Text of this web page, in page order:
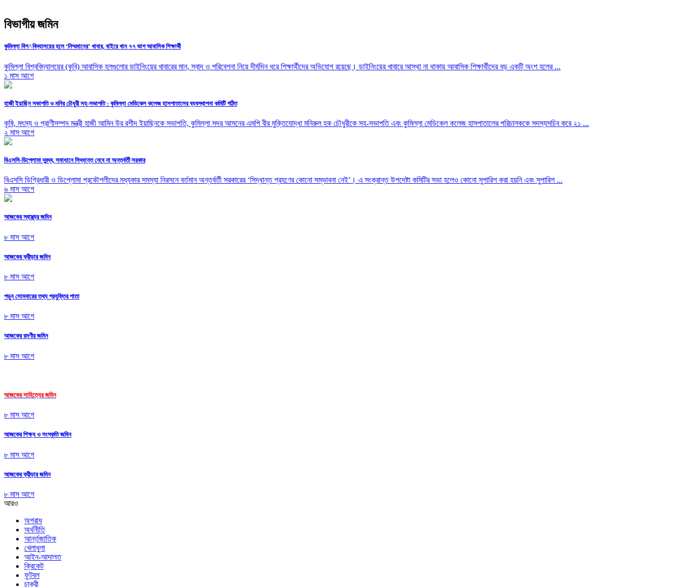
বিভাগীয় জমিন
কুমিল্লা বিশ^বিদ্যালয়ের হলে ‘নিম্মমানের’ খাবার, বাইরে খান ৭৭ ভাগ আবাসিক শিক্ষার্থী
কুমিল্লা বিশ্ববিদ্যালয়ের (কুবি) আবাসিক হলগুলোর ডাইনিংয়ের খাবারের মান, স্বাদ ও পরিবেশনা নিয়ে দীর্ঘদিন ধরে শিক্ষার্থীদের অভিযোগ রয়েছে। ডাইনিংয়ের খাবারে আস্থা না থাকায় আবাসিক শিক্ষার্থীদের বড় একটি অংশ হলের ...
১ মাস আগে
হাজী ইয়াছিন সভাপতি ও মনির চৌধুরী সহ-সভাপতি : কুমিল্লা মেডিকেল কলেজ হাসপাতালের ব্যবস্থাপনা কমিটি গঠিত
কৃষি, মৎস্য ও প্রাণীসম্পদ মন্ত্রী হাজী আমিন উর রশীদ ইয়াছিনকে সভাপতি, কুমিল্লা সদর আসনের এমপি বীর মুক্তিযোদ্ধা মনিরুল হক চৌধুরীকে সহ-সভাপতি এবং কুমিল্লা মেডিকেল কলেজ হাসপাতালের পরিচালককে সদস্যসচিব করে ২১ ...
২ মাস আগে
বিএসসি-ডিপ্লোমা দ্বন্দ্ব, সমাধানে সিদ্ধান্ত নেবে না অন্তর্বর্তী সরকার
বিএসসি ডিগ্রিধারী ও ডিপ্লোমা প্রকৌশলীদের মধ্যকার সমস্যা নিরসনে বর্তমান অন্তর্বর্তী সরকারের ‌‌‌‌‘সিদ্ধান্ত গ্রহণের কোনো সম্ভাবনা নেই’। এ সংক্রান্ত উপদেষ্টা কমিটির সভা হলেও কোনো সুপারিশ করা হয়নি এবং সুপারিশ ...
৬ মাস আগে
আজকের স্বাস্থ্যর জমিন
৮ মাস আগে
আজকের ক্রীড়ার জমিন
৮ মাস আগে
পড়ুন সোমবারের তথ্য প্রযুক্তির পাতা
৮ মাস আগে
আজকের রমণীর জমিন
৮ মাস আগে
আজকের সাহিত্যের জমিন
৮ মাস আগে
আজকের শিক্ষ্য ও সংস্কৃতি জমিন
৮ মাস আগে
আজকের ক্রীড়ার জমিন
৮ মাস আগে
আরও
অপরাধ
অর্থনীতি
আর্ন্তজাতিক
খেলাধুলা
আইন-আদালত
ক্রিকেট
ফুটবল
চাকুরী